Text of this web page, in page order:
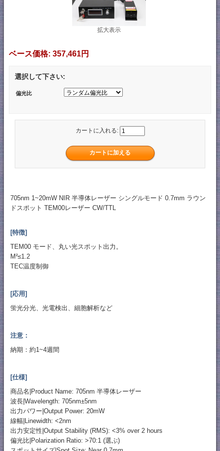
拡大表示
ベース価格: 357,461円
選択して下さい:
偏光比
カートに入れる:
705nm 1~20mW NIR 半導体レーザー シングルモード 0.7mm ラウン
ドスポット TEM00レーザー CW/TTL
[特徴]
TEM00 モード、丸い光スポット出力。
M²≤1.2
TEC温度制御
[応用]
蛍光分光、光電検出、細胞解析など
注意：
納期：約1~4週間
[仕様]
商品名|Product Name: 705nm 半導体レーザー
波長|Wavelength: 705nm±5nm
出力パワー|Output Power: 20mW
線幅|Linewidth: <2nm
出力安定性|Output Stability (RMS): <3% over 2 hours
偏光比|Polarization Ratio: >70:1 (選ぶ)